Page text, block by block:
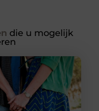
die u mogelijk